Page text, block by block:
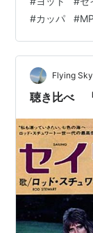
縄往復ヨット
SNSにいちい
時間を存分に
ブログの更新
中で安否確認
を満喫した旅
#カッパ #
Flying
聴き比べ